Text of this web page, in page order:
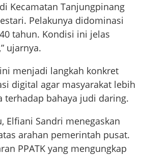
Kecamatan Tanjungpinang
Pelakunya didominasi
tahun. Kondisi ini jelas
ujarnya.
menjadi langkah konkret
digital agar masyarakat lebih
terhadap bahaya judi daring.
Elfiani Sandri menegaskan
arahan pemerintah pusat.
PPATK yang mengungkap